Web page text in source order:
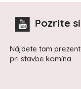
Pozrite
Nájdete tam
pri stavbe komína.